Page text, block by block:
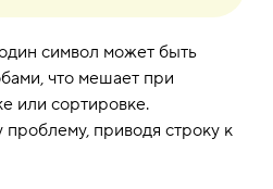
символ может быть
что мешает при
или сортировке.
проблему, приводя строку к